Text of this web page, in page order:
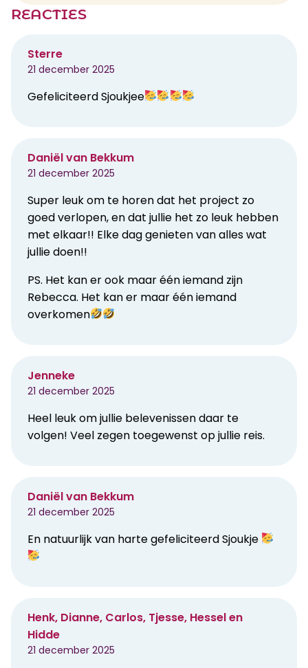
REACTIES
Sterre
21 december 2025
Gefeliciteerd Sjoukjee
Daniël van Bekkum
21 december 2025
Super leuk om te horen dat het project zo
goed verlopen, en dat jullie het zo leuk hebben
met elkaar!! Elke dag genieten van alles wat
jullie doen!!
PS. Het kan er ook maar één iemand zijn
Rebecca. Het kan er maar één iemand
overkomen
Jenneke
21 december 2025
Heel leuk om jullie belevenissen daar te
volgen! Veel zegen toegewenst op jullie reis.
Daniël van Bekkum
21 december 2025
En natuurlijk van harte gefeliciteerd Sjoukje
Henk, Dianne, Carlos, Tjesse, Hessel en
Hidde
21 december 2025